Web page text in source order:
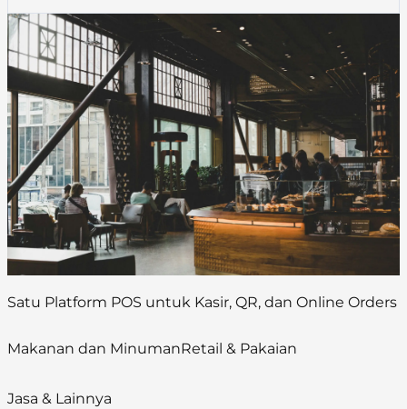
Satu Platform POS untuk Kasir, QR, dan Online Orders
Makanan dan MinumanRetail & Pakaian
Jasa & Lainnya